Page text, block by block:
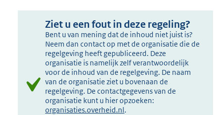
Ziet u een fout in deze regeling?
Bent u van mening dat de inhoud niet juist is?
Neem dan contact op met de organisatie die de
regelgeving heeft gepubliceerd. Deze
organisatie is namelijk zelf verantwoordelijk
voor de inhoud van de regelgeving. De naam
van de organisatie ziet u bovenaan de
regelgeving. De contactgegevens van de
organisatie kunt u hier opzoeken:
organisaties.overheid.nl.